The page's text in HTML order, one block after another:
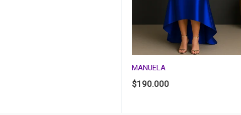
MANUELA
$190.000